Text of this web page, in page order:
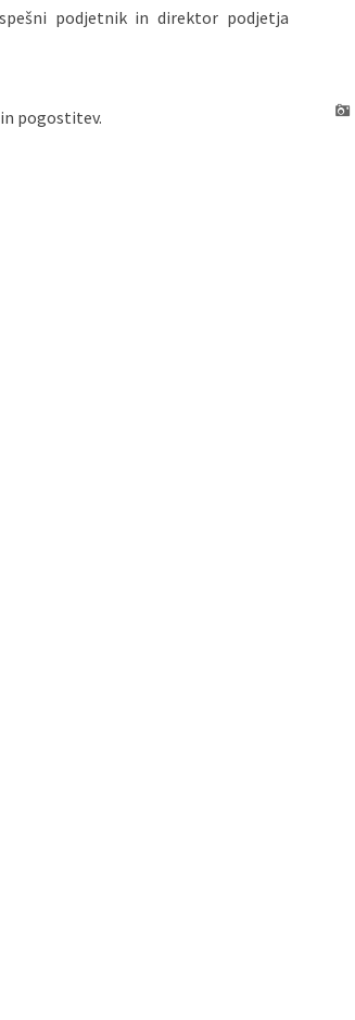
podjetnik in direktor podjetja
pogostitev.